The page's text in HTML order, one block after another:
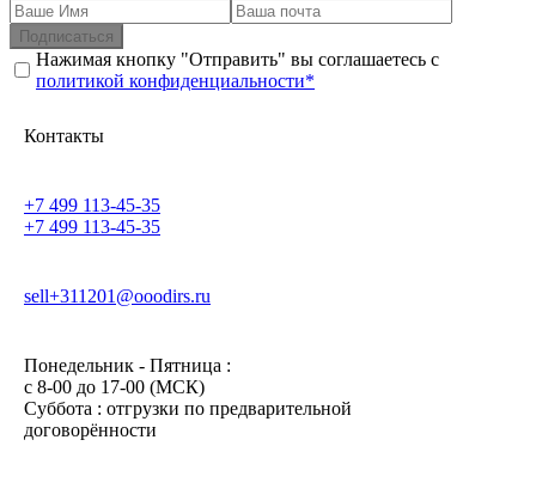
Подписаться
Нажимая кнопку "Отправить" вы соглашаетесь с
политикой конфиденциальности*
Контакты
+7 499 113-45-35
+7 499 113-45-35
sell+311201@ooodirs.ru
Понедельник - Пятница :
c 8-00 до 17-00 (МСК)
Суббота : отгрузки по предварительной
договорённости